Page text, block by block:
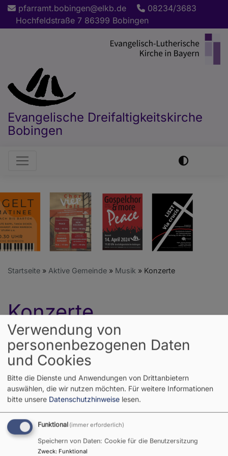
Direkt
Inhalt
pfarramt.bobingen@elkb.de
08234/3683
Hochfeldstraße 7 86399 Bobingen
Evangelische Dreifaltigkeitskirche
Bobingen
Hauptnavigation
Startseite Aktive Gemeinde Musik Konzerte
Konzerte
Die Dreifaltigkeitskirche Bobingen eignet sich
hervorragend als Veranstaltungsort für Konzerte. Der
schlichte und helle Raum überzeugt durch eine gute
Akustik und ideale räumliche Möglichkeiten im breit
angelegten Altarraum.
Auftritte von Chören, Orchestern und Ensembles
Der Kirchenraum wird gerne von Gastensembles
angefragt. Regelmäßig konzertieren hier unter anderem
Verwendung von
personenbezogenen Daten
und Cookies
Bitte die Dienste und Anwendungen von Drittanbietern
auswählen, die wir nutzen möchten. Für weitere Informationen
bitte unsere Datenschutzhinweise lesen.
Funktional (immer erforderlich)
Speichern von Daten: Cookie für die Benutzersitzung
Zweck: Funktional